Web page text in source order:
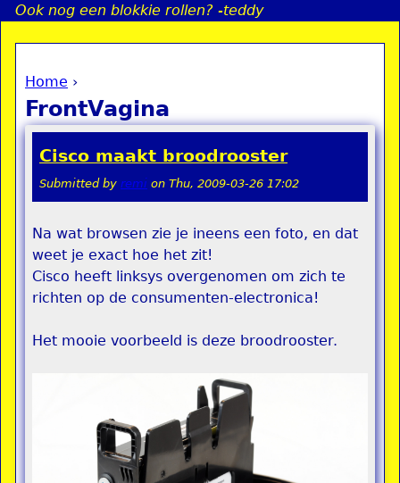
Jump to navigation
Ook nog een blokkie rollen? -teddy
You are here
Home ›
FrontVagina
Cisco maakt broodrooster
Submitted by remi on Thu, 2009-03-26 17:02
Na wat browsen zie je ineens een foto, en dat
weet je exact hoe het zit!
Cisco heeft linksys overgenomen om zich te
richten op de consumenten-electronica!
Het mooie voorbeeld is deze broodrooster.